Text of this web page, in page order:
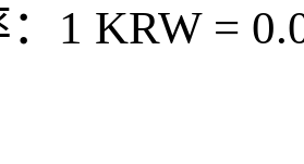
1 KRW =